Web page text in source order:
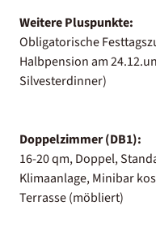
Weitere Pluspunkte:
Obligatorische
Halbpension am
Silvesterdinner)
Doppelzimmer (DB1):
16-20 qm, Doppel,
Klimaanlage, Minibar
Terrasse (möbliert)